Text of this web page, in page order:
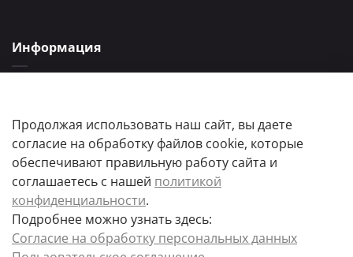
Информация
Пользовательское соглашение
Цены товаров и их количество, а так же комплектация и цвета носят
информационный характер.
Продолжая использовать наш сайт, вы даете
согласие на обработку файлов cookie, которые
обеспечивают правильную работу сайта и
соглашаетесь с нашей политикой
конфиденциальности.
Подробнее можно узнать здесь:
Согласие на обработку персональных данных